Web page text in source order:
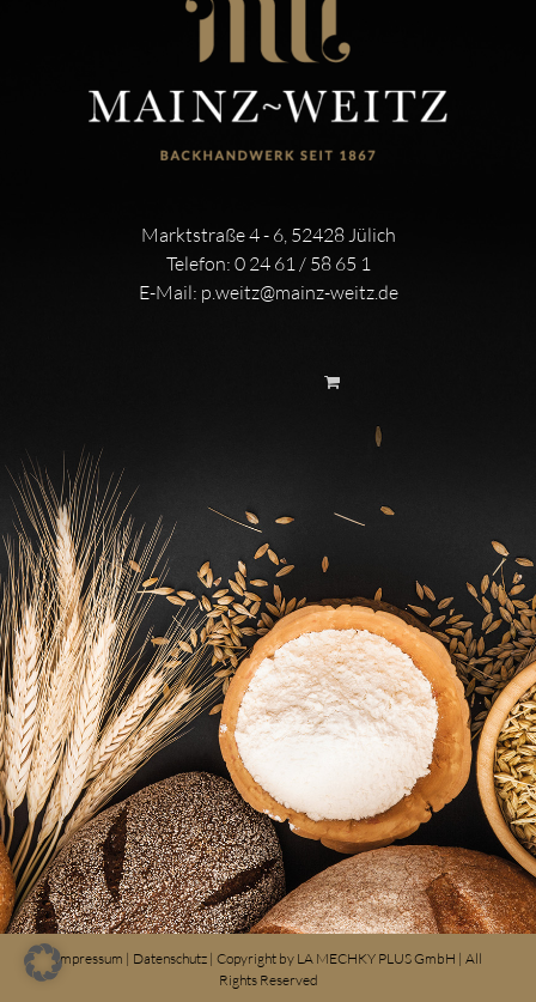
Marktstraße 4 - 6, 52428 Jülich
Telefon: 0 24 61 / 58 65 1
E-Mail: p.weitz@mainz-weitz.de
Impressum | Datenschutz| Copyright by LA MECHKY PLUS GmbH | All
Rights Reserved